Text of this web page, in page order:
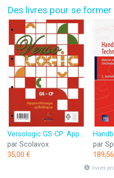
Des livres pour se former
Versologic GS-CP: Apprentissage syllabique
par Scolavox
35,00 €
livres